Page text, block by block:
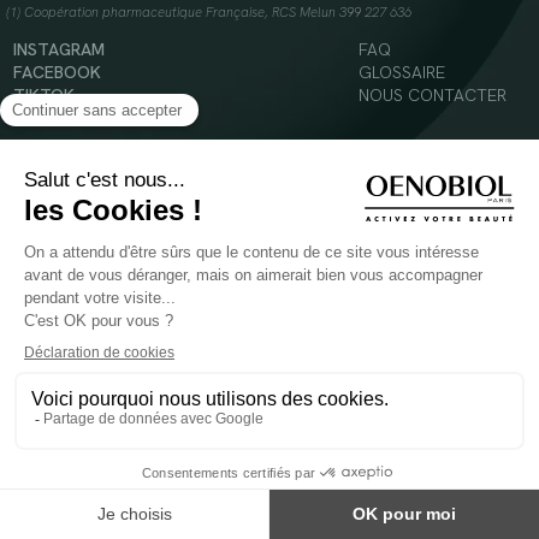
(1) Coopération pharmaceutique Française, RCS Melun 399 227 636
INSTAGRAM
FACEBOOK
TIKTOK
YOUTUBE
FAQ
GLOSSAIRE
NOUS CONTACTER
© 2024 Oenobiol Paris
Mentions légales
Politique en matière de cookies
POUR VOTRE SANTÉ, MANGEZ AU MOINS CINQ FRUITS ET LÉGUMES PAR JOUR -
Les complément alimentaires doivent être utilisés dans le cadre d'un mode de vie sain et
ne pas être utilisés comme substituts d'un régimes alimentaire varié et équilibré.